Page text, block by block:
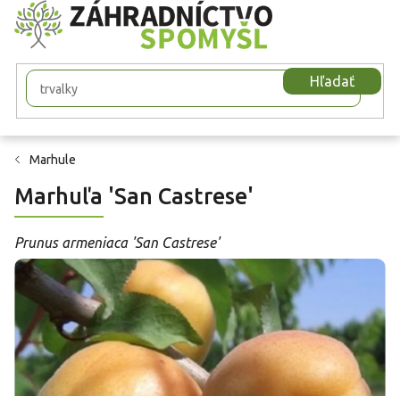
Prejsť
na
obsah
Hľadať
Marhule
Marhuľa 'San Castrese'
Prunus armeniaca 'San Castrese'